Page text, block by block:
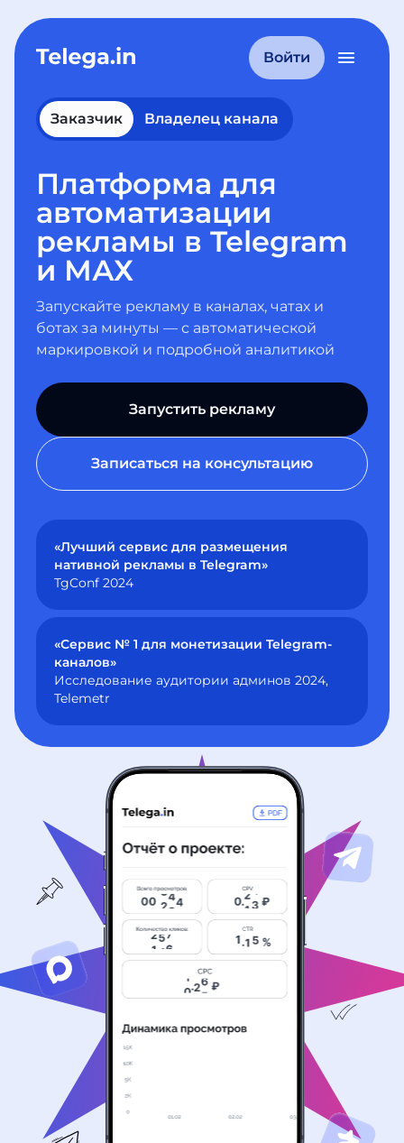
Войти
Заказчик Владелец канала
Платформа для
автоматизации
рекламы в Telegram
и МАХ
Запускайте рекламу в каналах, чатах и
ботах за минуты — с автоматической
маркировкой и подробной аналитикой
Запустить рекламу
Записаться на консультацию
«Лучший сервис для размещения
нативной рекламы в Telegram»
TgConf 2024
«Сервис № 1 для монетизации Telegram-
каналов»
Исследование аудитории админов 2024,
Telemetr